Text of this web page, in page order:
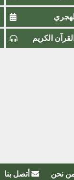
الكريم
نحن أتصل بنا